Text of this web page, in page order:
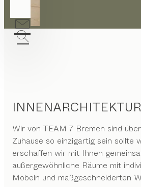
INNENARCHITEKTUR
Wir von TEAM 7 Bremen sind
Zuhause so einzigartig sein sollte
erschaffen wir mit Ihnen
außergewöhnliche Räume mit
Möbeln und maßgeschneiderten